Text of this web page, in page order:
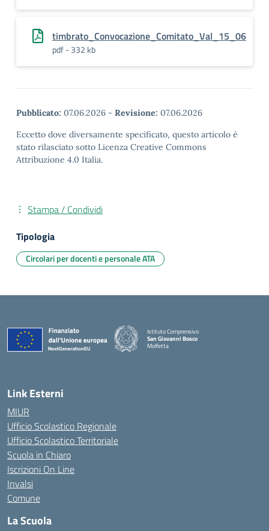
timbrato_Convocazione_Comitato_Val_15_06
pdf - 332 kb
Pubblicato: 07.06.2026 - Revisione: 07.06.2026
Eccetto dove diversamente specificato, questo articolo è
stato rilasciato sotto Licenza Creative Commons
Attribuzione 4.0 Italia.
Stampa / Condividi
Tipologia
Circolari per docenti e personale ATA
Istituto Comprensivo
San Giovanni Bosco
Molfetta
Link Esterni
MIUR
Ufficio Scolastico Regionale
Ufficio Scolastico Territoriale
Scuola in Chiaro
Iscrizioni On Line
Invalsi
Comune
La Scuola